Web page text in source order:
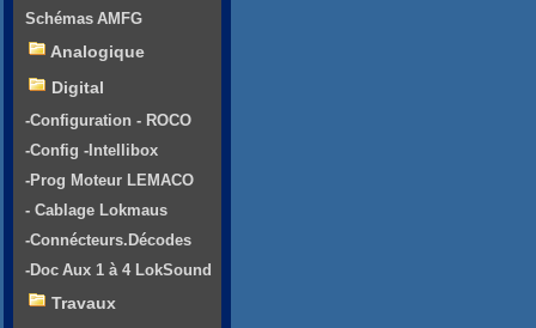
Schémas AMFG
Analogique
Digital
-Configuration - ROCO
-Config -Intellibox
-Prog Moteur LEMACO
- Cablage Lokmaus
-Connécteurs.Décodes
-Doc Aux 1 à 4 LokSound
Travaux